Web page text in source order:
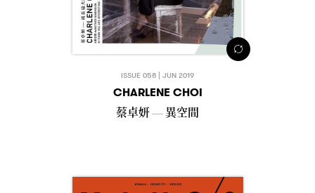
ISSUE 058 | JUN 2019
CHARLENE CHOI
蔡卓妍—異空間